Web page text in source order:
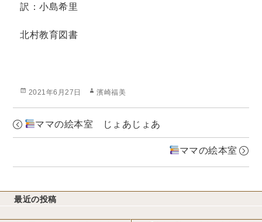
訳：小島希里
北村教育図書
投
2021年6月27日
作
濱崎福美
ママの絵本室 じょあじょあ
ママの絵本室
最近の投稿